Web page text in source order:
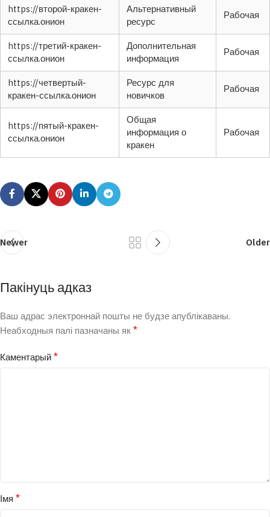
https://второй-кракен-
ссылка.онион
Альтернативный
ресурс
Рабочая
https://третий-кракен-
ссылка.онион
Дополнительная
информация
Рабочая
https://четвертый-
кракен-ссылка.онион
Ресурс для
новичков
Рабочая
https://пятый-кракен-
ссылка.онион
Общая
информация о
кракен
Рабочая
Newer Older
Пакінуць адказ
Ваш адрас электроннай пошты не будзе апублікаваны.
Неабходныя палі пазначаны як*
Каментарый*
Імя *